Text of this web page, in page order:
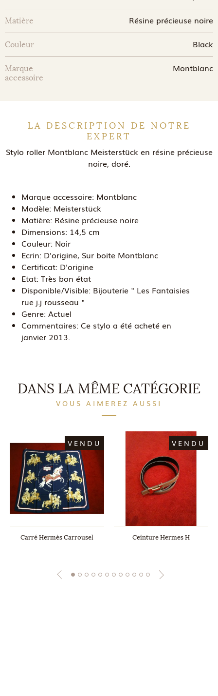
Matière Résine précieuse noire
Couleur Black
Marque
accessoire
Montblanc
LA DESCRIPTION DE NOTRE
EXPERT
Stylo roller Montblanc Meisterstück en résine précieuse
noire, doré.
Marque accessoire: Montblanc
Modèle: Meisterstück
Matière: Résine précieuse noire
Dimensions: 14,5 cm
Couleur: Noir
Ecrin: D'origine, Sur boite Montblanc
Certificat: D'origine
Etat: Très bon état
Disponible/Visible: Bijouterie " Les Fantaisies
rue j.j rousseau "
Genre: Actuel
Commentaires: Ce stylo a été acheté en
janvier 2013.
DANS LA MÊME CATÉGORIE
VOUS AIMEREZ AUSSI
VENDU
Carré Hermès Carrousel
VENDU
Ceinture Hermes H